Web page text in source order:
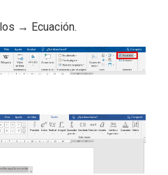
→ Ecuación.